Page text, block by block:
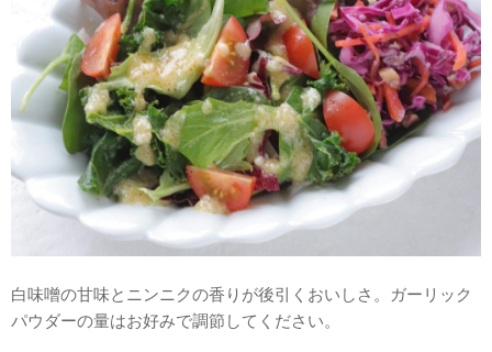
白味噌の甘味とニンニクの香りが後引くおいしさ。ガーリック
パウダーの量はお好みで調節してください。